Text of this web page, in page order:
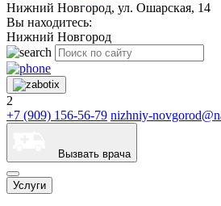
Нижний Новгород, ул. Ошарская, 14
Вы находитесь:
Нижний Новгород
2
+7 (909) 156-56-79 nizhniy-
Вызвать врача
Услуги